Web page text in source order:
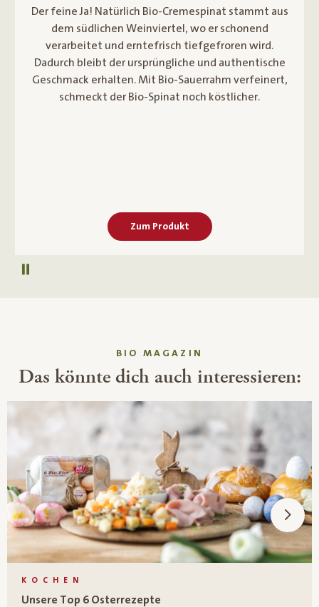
Autoplay pausieren
Wer Ja! Natürlich Bio-Zuckerkarotten kauft, kann
auf beste österreichische Bio-Qualität aus dem
Marchfeld zählen. Die saftig-süßen Karotten
werden von ausgesuchten Bio-Bauern gemäß der
biologischen Landwirtschaft angebaut. Somit
wachsen sie ohne den Einsatz von chemisch-
Zum Produkt
BIO MAGAZIN
Das könnte dich auch interessieren:
KOCHEN
Unsere Top 6 Osterrezepte